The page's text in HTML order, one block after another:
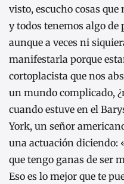
visto, escucho cosas que
y todos tenemos algo de
aunque a veces ni
manifestarla porque
cortoplacista que nos
un mundo complicado,
cuando estuve en el
York, un señor
una actuación diciendo:
que tengo ganas de ser
Eso es lo mejor que te